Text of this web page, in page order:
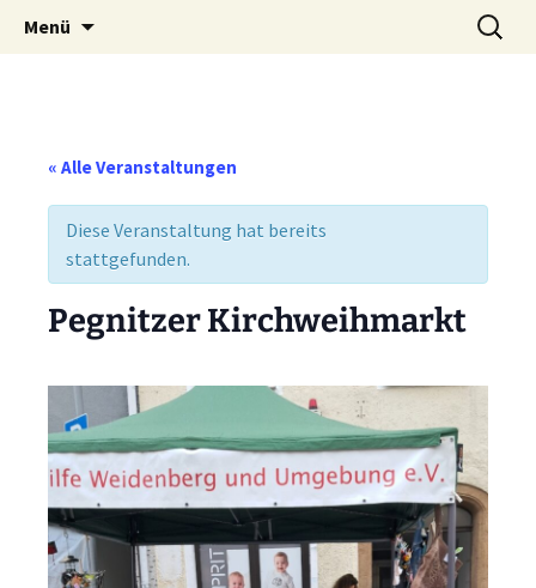
Tierhilfe
Weidenberg und Umgebung e.V.
Menü
Suchen
nach:
« Alle Veranstaltungen
Diese Veranstaltung hat bereits
stattgefunden.
Pegnitzer Kirchweihmarkt